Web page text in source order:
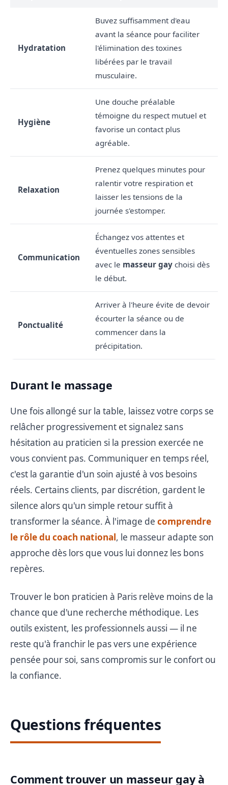
Hydratation
Buvez suffisamment d'eau
avant la séance pour faciliter
l'élimination des toxines
libérées par le travail
musculaire.
Hygiène
Une douche préalable
témoigne du respect mutuel et
favorise un contact plus
agréable.
Relaxation
Prenez quelques minutes pour
ralentir votre respiration et
laisser les tensions de la
journée s'estomper.
Communication
Échangez vos attentes et
éventuelles zones sensibles
avec le masseur gay choisi dès
le début.
Ponctualité
Arriver à l'heure évite de devoir
écourter la séance ou de
commencer dans la
précipitation.
Durant le massage
Une fois allongé sur la table, laissez votre corps se
relâcher progressivement et signalez sans
hésitation au praticien si la pression exercée ne
vous convient pas. Communiquer en temps réel,
c'est la garantie d'un soin ajusté à vos besoins
réels. Certains clients, par discrétion, gardent le
silence alors qu'un simple retour suffit à
transformer la séance. À l'image de comprendre
le rôle du coach national, le masseur adapte son
approche dès lors que vous lui donnez les bons
repères.
Trouver le bon praticien à Paris relève moins de la
chance que d'une recherche méthodique. Les
outils existent, les professionnels aussi — il ne
reste qu'à franchir le pas vers une expérience
pensée pour soi, sans compromis sur le confort ou
la confiance.
Questions fréquentes
Comment trouver un masseur gay à